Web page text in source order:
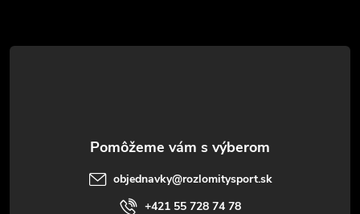
t
objednavky@rozlomitysport.sk
+421 55 728 74 78